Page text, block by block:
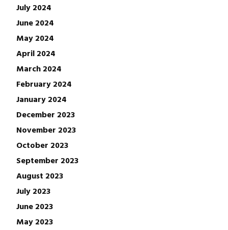
July 2024
June 2024
May 2024
April 2024
March 2024
February 2024
January 2024
December 2023
November 2023
October 2023
September 2023
August 2023
July 2023
June 2023
May 2023